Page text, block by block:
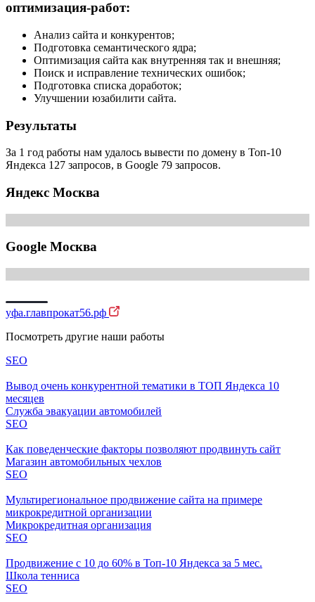
оптимизация-работ:
Анализ сайта и конкурентов;
Подготовка семантического ядра;
Оптимизация сайта как внутренняя так и внешняя;
Поиск и исправление технических ошибок;
Подготовка списка доработок;
Улучшении юзабилити сайта.
Результаты
За 1 год работы нам удалось вывести по домену в Топ-10
Яндекса 127 запросов, в Google 79 запросов.
Яндекс Москва
Google Москва
уфа.главпрокат56.рф
Посмотреть другие наши работы
SEO
Вывод очень конкурентной тематики в ТОП Яндекса 10
месяцев
Служба эвакуации автомобилей
SEO
Как поведенческие факторы позволяют продвинуть сайт
Магазин автомобильных чехлов
SEO
Мультирегиональное продвижение сайта на примере
микрокредитной организации
Микрокредитная организация
SEO
Продвижение с 10 до 60% в Топ-10 Яндекса за 5 мес.
Школа тенниса
SEO